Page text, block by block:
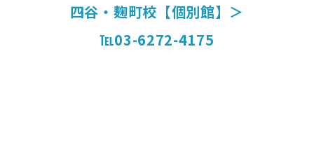
四谷・麹町校【個別館】＞
℡03-6272-4175